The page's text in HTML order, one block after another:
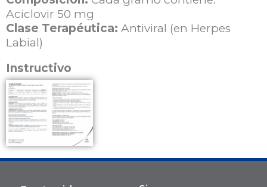
Aciclovir 50 mg
Clase Terapéutica: Antiviral (en Herpes
Labial)
Instructivo